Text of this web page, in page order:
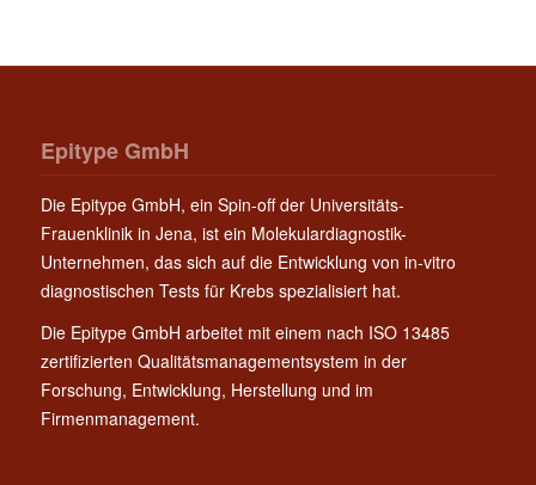
Epitype GmbH
Die Epitype GmbH, ein Spin-off der Universitäts-
Frauenklinik in Jena, ist ein Molekulardiagnostik-
Unternehmen, das sich auf die Entwicklung von in-vitro
diagnostischen Tests für Krebs spezialisiert hat.
Die Epitype GmbH arbeitet mit einem nach ISO 13485
zertifizierten Qualitätsmanagementsystem in der
Forschung, Entwicklung, Herstellung und im
Firmenmanagement.